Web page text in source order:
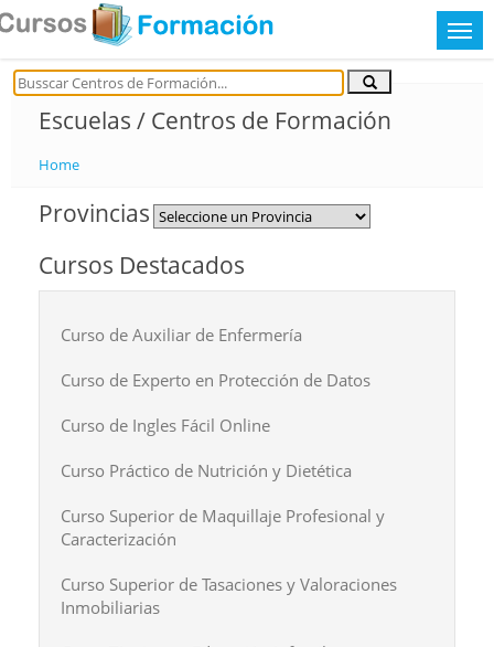
Escuelas / Centros de Formación
Home
Provincias
Cursos Destacados
Curso de Auxiliar de Enfermería
Curso de Experto en Protección de Datos
Curso de Ingles Fácil Online
Curso Práctico de Nutrición y Dietética
Curso Superior de Maquillaje Profesional y
Caracterización
Curso Superior de Tasaciones y Valoraciones
Inmobiliarias